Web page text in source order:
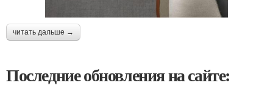
читать дальше →
Последние обновления на сайте: